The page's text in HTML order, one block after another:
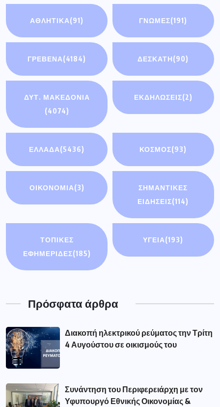
ΑΘΛΗΤΙΚΆ(91) ΓΝΩΜΕΣ(191)
ΓΡΕΒΕΝΑ(4184) ΔΕΣΚΑΤΗ(90)
ΔΥΤ. ΜΑΚΕΔΟΝΙΑ
(4074)
ΕΚΔΗΛΩΣΕΙΣ(2)
ΕΛΛΑΔΑ(5436) ΚΟΣΜΟΣ(93)
ΟΙΚΟΝΟΜΊΑ(3)
ΣΗΜΑΝΤΙΚΈΣ
ΕΙΔΉΣΕΙΣ(114)
ΤΟΠΙΚΕΣ
ΕΦΗΜΕΡΙΔΕΣ(185)
ΥΓΕΙΑ(193)
Πρόσφατα άρθρα
Διακοπή ηλεκτρικού ρεύματος την Τρίτη
4 Αυγούστου σε οικισμούς του
Συνάντηση του Περιφερειάρχη με τον
Υφυπουργό Εθνικής Οικονομίας &